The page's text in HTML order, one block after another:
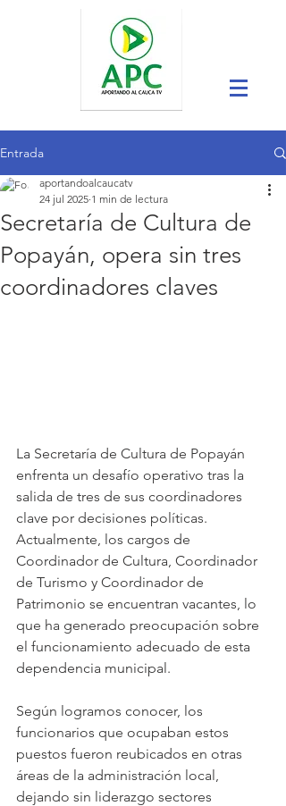
Entrada
Secretaría de Cultura de
Popayán, opera sin tres
coordinadores claves
aportandoalcaucatv
24 jul 2025 1 min de lectura
La Secretaría de Cultura de Popayán
enfrenta un desafío operativo tras la
salida de tres de sus coordinadores
clave por decisiones políticas.
Actualmente, los cargos de
Coordinador de Cultura, Coordinador
de Turismo y Coordinador de
Patrimonio se encuentran vacantes, lo
que ha generado preocupación sobre
el funcionamiento adecuado de esta
dependencia municipal.
Según logramos conocer, los
funcionarios que ocupaban estos
puestos fueron reubicados en otras
áreas de la administración local,
dejando sin liderazgo sectores